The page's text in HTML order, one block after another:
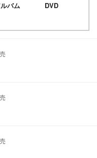
バム
DVD